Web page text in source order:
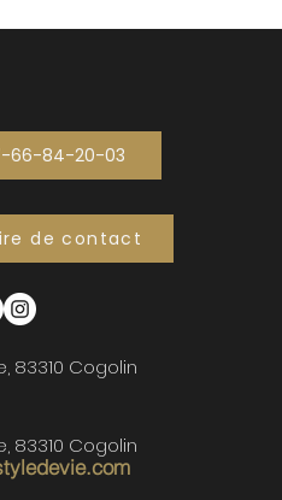
66-84-20-03
de contact
83310 Cogolin
83310 Cogolin